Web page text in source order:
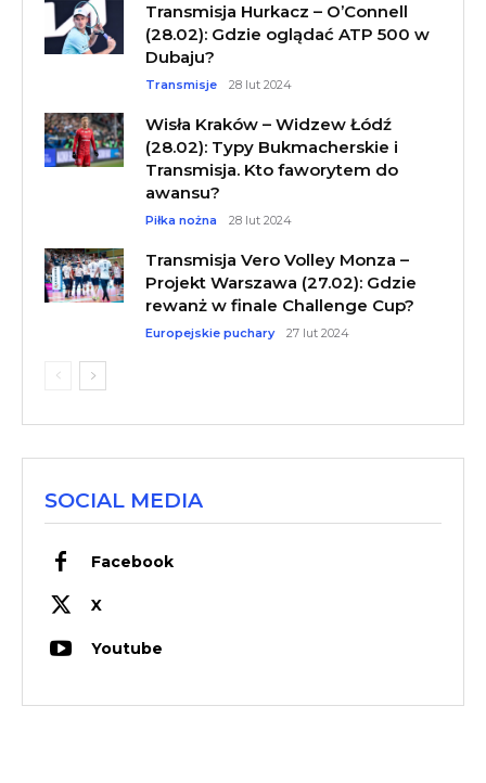
Transmisja Hurkacz – O’Connell
(28.02): Gdzie oglądać ATP 500 w
Dubaju?
Transmisje 28 lut 2024
Wisła Kraków – Widzew Łódź
(28.02): Typy Bukmacherskie i
Transmisja. Kto faworytem do
awansu?
Piłka nożna 28 lut 2024
Transmisja Vero Volley Monza –
Projekt Warszawa (27.02): Gdzie
rewanż w finale Challenge Cup?
Europejskie puchary 27 lut 2024
SOCIAL MEDIA
Facebook
X
Youtube